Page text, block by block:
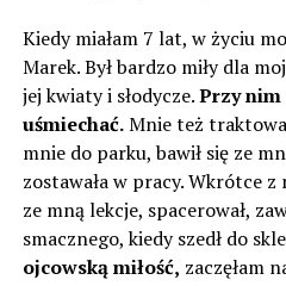
Kiedy miałam 7 lat, w życiu
Marek. Był bardzo miły dla
jej kwiaty i słodycze.Przy nim
uśmiechać.Mnie też
mnie do parku, bawił się ze
zostawała w pracy. Wkrótce z
ze mną lekcje, spacerował,
smacznego, kiedy szedł do
ojcowską miłość, zaczęłam